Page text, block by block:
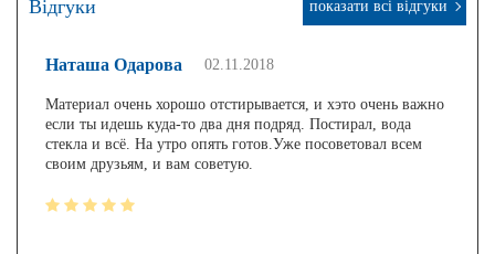
Відгуки показати всі відгуки
Наташа Одарова 02.11.2018
Материал очень хорошо отстирывается, и хэто очень важно
если ты идешь куда-то два дня подряд. Постирал, вода
стекла и всё. На утро опять готов.Уже посоветовал всем
своим друзьям, и вам советую.